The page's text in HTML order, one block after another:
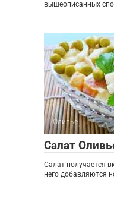
вышеописанных
Оливье
Салат
Салат получается
него добавляются